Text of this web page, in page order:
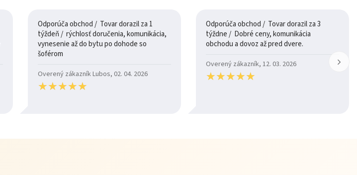
Odporúča obchod / Tovar dorazil za 1
týždeň / rýchlosť doručenia, komunikácia,
vynesenie až do bytu po dohode so
šoférom
Overený zákazník Lubos, 02. 04. 2026
★★★★★
★★★★★
Odporúča obchod / Tovar dorazil za 3
týždne / Dobré ceny, komunikácia
obchodu a dovoz až pred dvere.
Overený zákazník, 12. 03. 2026
★★★★★
★★★★★